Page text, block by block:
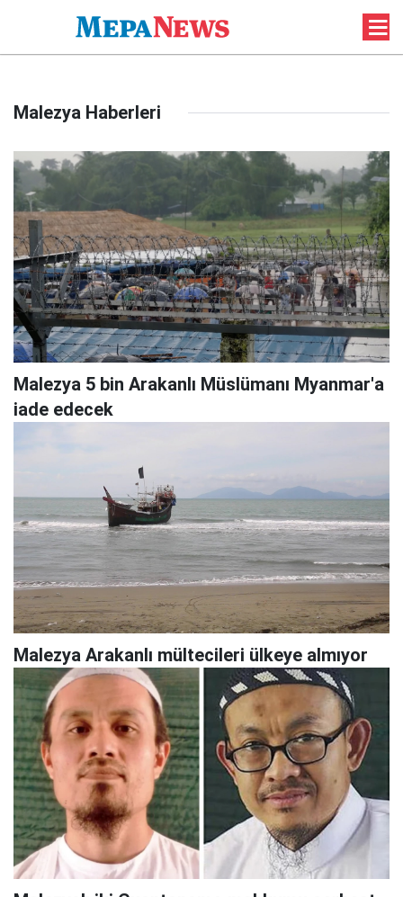
Malezya Haberleri
Malezya 5 bin Arakanlı Müslümanı Myanmar'a
iade edecek
Malezya Arakanlı mültecileri ülkeye almıyor